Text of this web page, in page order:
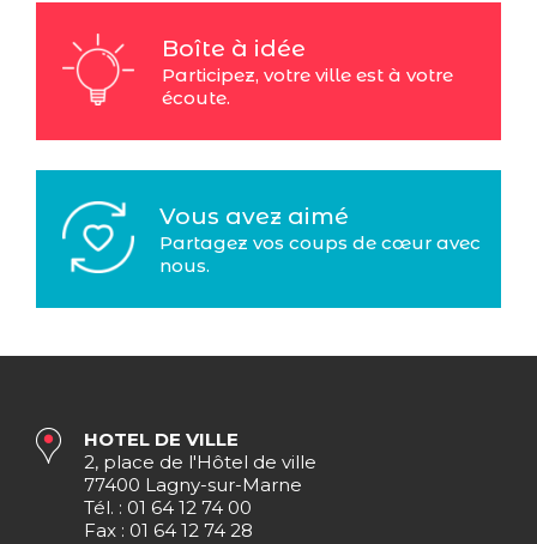
Boîte à idée
Participez, votre ville est à votre
écoute.
Vous avez aimé
Partagez vos coups de cœur avec
nous.
HOTEL DE VILLE
2, place de l'Hôtel de ville
77400 Lagny-sur-Marne
Tél. : 01 64 12 74 00
Fax : 01 64 12 74 28